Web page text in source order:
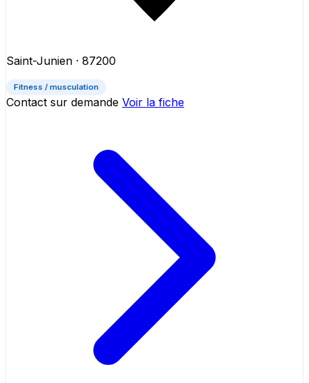
Saint-Junien · 87200
Fitness / musculation
Contact sur demande Voir la fiche